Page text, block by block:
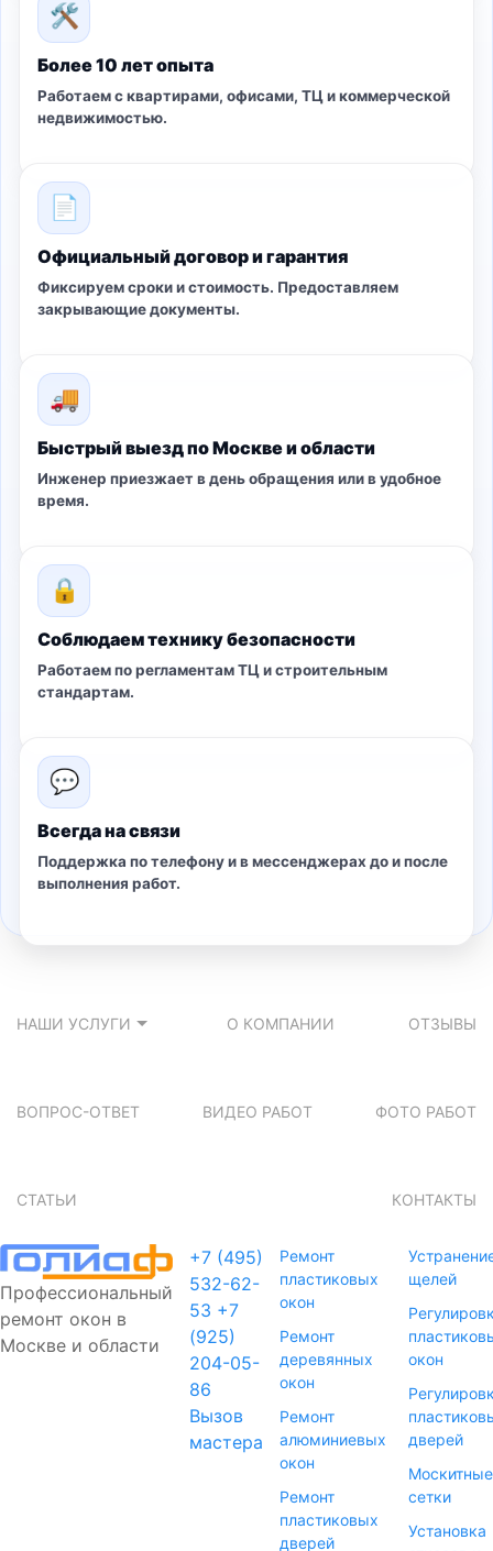
🛠
Более 10 лет опыта
Работаем с квартирами, офисами, ТЦ и коммерческой
недвижимостью.
📄
Официальный договор и гарантия
Фиксируем сроки и стоимость. Предоставляем
закрывающие документы.
🚚
Быстрый выезд по Москве и области
Инженер приезжает в день обращения или в удобное
время.
🔒
Соблюдаем технику безопасности
Работаем по регламентам ТЦ и строительным
стандартам.
💬
Всегда на связи
Поддержка по телефону и в мессенджерах до и после
выполнения работ.
НАШИ УСЛУГИ О КОМПАНИИ ОТЗЫВЫ
ВОПРОС-ОТВЕТ ВИДЕО РАБОТ ФОТО РАБОТ
СТАТЬИ КОНТАКТЫ
Профессиональный
ремонт окон в
Москве и области
+7 (495)
532-62-
53 +7
(925)
204-05-
86
Вызов
мастера
Ремонт
пластиковых
окон
Ремонт
деревянных
окон
Ремонт
алюминиевых
окон
Ремонт
пластиковых
дверей
щелей
окон
дверей
Москитные
сетки
Установка